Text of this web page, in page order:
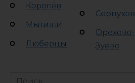
Королёв
Мытищи
Люберцы
Серпухов
Орехово-
Зуево
Search